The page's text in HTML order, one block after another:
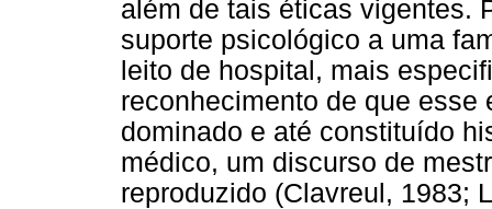
além de tais éticas vigentes.
suporte psicológico a uma
leito de hospital, mais
reconhecimento de que
dominado e até constituído
médico, um discurso de
reproduzido (Clavreul, 1983;